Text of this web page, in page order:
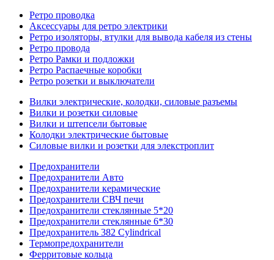
Ретро проводка
Аксессуары для ретро электрики
Ретро изоляторы, втулки для вывода кабеля из стены
Ретро провода
Ретро Рамки и подложки
Ретро Распаечные коробки
Ретро розетки и выключатели
Вилки электрические, колодки, силовые разъемы
Вилки и розетки силовые
Вилки и штепсели бытовые
Колодки электрические бытовые
Силовые вилки и розетки для элекстроплит
Предохранители
Предохранители Авто
Предохранители керамические
Предохранители СВЧ печи
Предохранители стеклянные 5*20
Предохранители стеклянные 6*30
Предохранитель 382 Cylindrical
Термопредохранители
Ферритовые кольца